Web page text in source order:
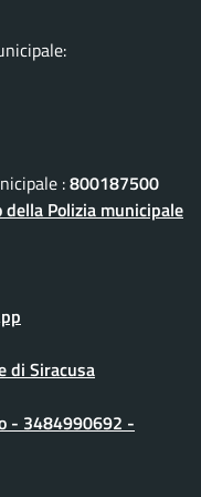
:800187500
Polizia municipale
di Siracusa
- 3484990692 -